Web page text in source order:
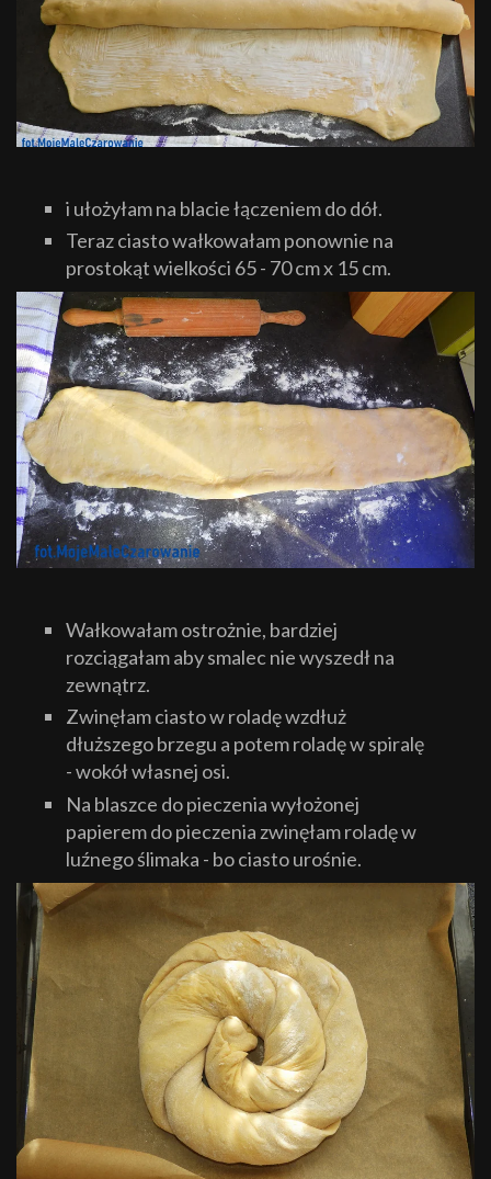
i ułożyłam na blacie łączeniem do dół.
Teraz ciasto wałkowałam ponownie na
prostokąt wielkości 65 - 70 cm x 15 cm.
Wałkowałam ostrożnie, bardziej
rozciągałam aby smalec nie wyszedł na
zewnątrz.
Zwinęłam ciasto w roladę wzdłuż
dłuższego brzegu a potem roladę w spiralę
- wokół własnej osi.
Na blaszce do pieczenia wyłożonej
papierem do pieczenia zwinęłam roladę w
luźnego ślimaka - bo ciasto urośnie.